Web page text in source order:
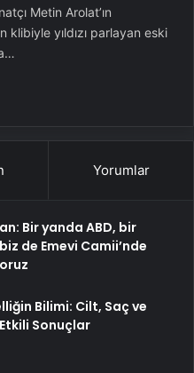
Metin Arolat’ın
klibiyle yıldızı parlayan eski
Yorumlar
Bir yanda ABD, bir
de Emevi Camii’nde
Bilimi: Cilt, Saç ve
Sonuçlar